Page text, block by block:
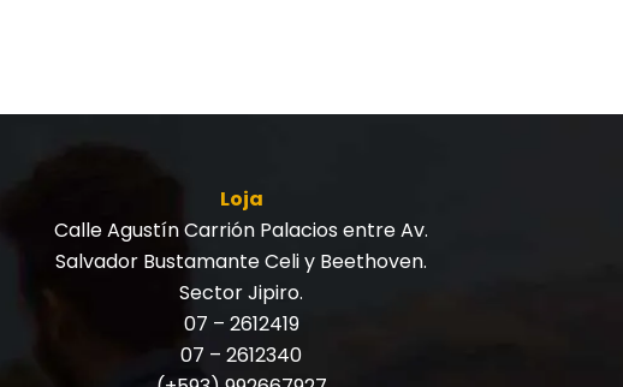
Loja
Calle Agustín Carrión Palacios entre Av.
Salvador Bustamante Celi y Beethoven.
Sector Jipiro.
07 – 2612419
07 – 2612340